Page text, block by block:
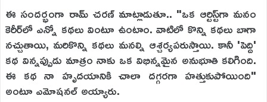
ఈ సందర్భంగా రామ్ చరణ్ మాట్లాడుతూ.. "ఒక ఆర్టిస్ట్‌గా మనం
కెరీర్‌లో ఎన్నో కథలు వింటూ ఉంటాం. వాటిలో కొన్ని కథలు బాగా
నచ్చుతాయి, మరికొన్ని కథలు మనల్ని ఆశ్చర్యపరుస్తాయి. కానీ 'పెద్ది'
కథ విన్నప్పుడు మాత్రం నాకు ఒక విభిన్నమైన అనుభూతి కలిగింది.
ఈ కథ నా హృదయానికి చాలా దగ్గరగా హత్తుకుపోయింది"
అంటూ ఎమోషనల్ అయ్యారు.